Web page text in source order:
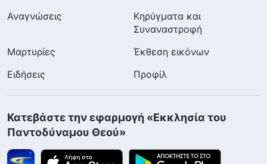
Αναγνώσεις
Κηρύγματα και
Συναναστροφή
Μαρτυρίες
Έκθεση εικόνων
Ειδήσεις
Προφίλ
Κατεβάστε την εφαρμογή «Εκκλησία του
Παντοδύναμου Θεού»